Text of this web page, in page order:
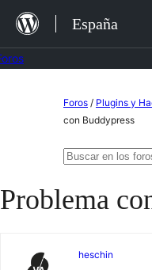
Saltar
contenido
España
Foros / Plugins y
con Buddypress
Buscar:
Problema
heschin